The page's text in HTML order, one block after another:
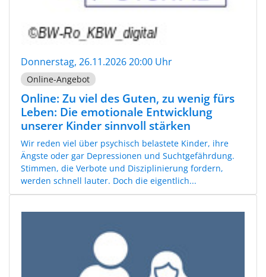
Donnerstag, 26.11.2026 20:00 Uhr
Online-Angebot
Online: Zu viel des Guten, zu wenig fürs
Leben: Die emotionale Entwicklung
unserer Kinder sinnvoll stärken
Wir reden viel über psychisch belastete Kinder, ihre
Ängste oder gar Depressionen und Suchtgefährdung.
Stimmen, die Verbote und Disziplinierung fordern,
werden schnell lauter. Doch die eigentlich...